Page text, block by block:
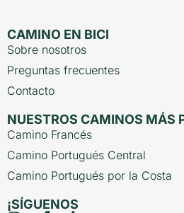
CAMINO EN BICI
Sobre nosotros
Preguntas frecuentes
Contacto
NUESTROS CAMINOS MÁS
Camino Francés
Camino Portugués Central
Camino Portugués por la Costa
¡SÍGUENOS